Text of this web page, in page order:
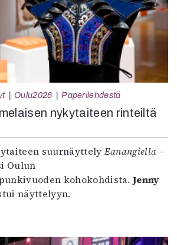
Oulu2026 Paperilehdestä
nykytaiteen rinteiltä
suurnäyttely Eanangiella –
Oulun
kohokohdista.Jenny
näyttelyyn.